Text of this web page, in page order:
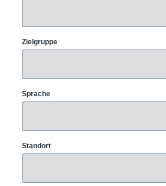
Zielgruppe
Sprache
Standort